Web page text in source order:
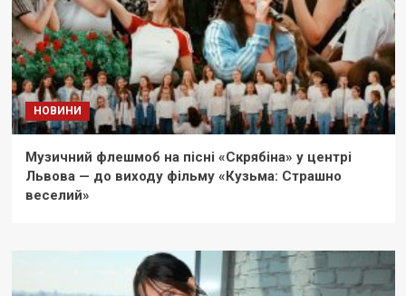
НОВИНИ
Музичний флешмоб на пісні «Скрябіна» у центрі
Львова — до виходу фільму «Кузьма: Страшно
веселий»